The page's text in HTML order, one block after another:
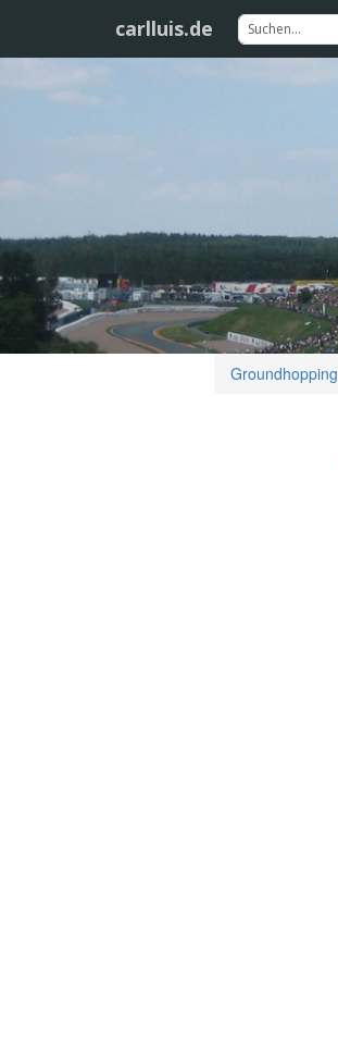
carlluis.de
Groundhopping